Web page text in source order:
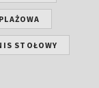
STOŁOWY